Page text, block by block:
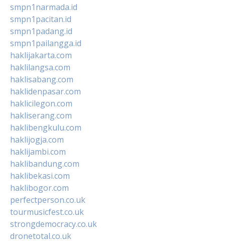
smpn1narmada.id
smpn1pacitan.id
smpn1padang.id
smpn1pailangga.id
haklijakarta.com
haklilangsa.com
haklisabang.com
haklidenpasar.com
haklicilegon.com
hakliserang.com
haklibengkulu.com
haklijogja.com
haklijambi.com
haklibandung.com
haklibekasi.com
haklibogor.com
perfectperson.co.uk
tourmusicfest.co.uk
strongdemocracy.co.uk
dronetotal.co.uk